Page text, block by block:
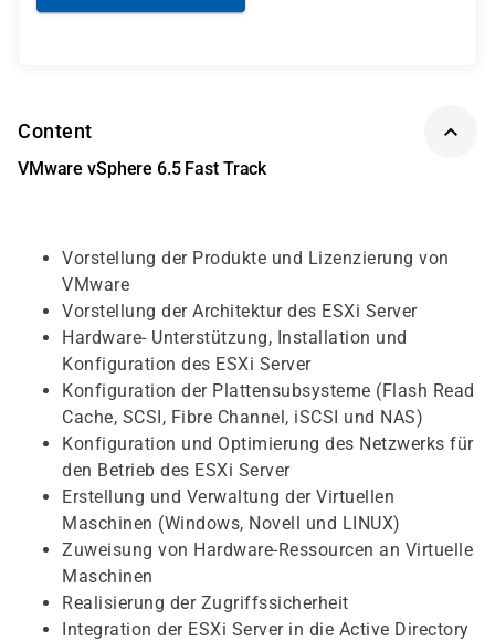
Content
VMware vSphere 6.5 Fast Track
Vorstellung der Produkte und Lizenzierung von
VMware
Vorstellung der Architektur des ESXi Server
Hardware- Unterstützung, Installation und
Konfiguration des ESXi Server
Konfiguration der Plattensubsysteme (Flash Read
Cache, SCSI, Fibre Channel, iSCSI und NAS)
Konfiguration und Optimierung des Netzwerks für
den Betrieb des ESXi Server
Erstellung und Verwaltung der Virtuellen
Maschinen (Windows, Novell und LINUX)
Zuweisung von Hardware-Ressourcen an Virtuelle
Maschinen
Realisierung der Zugriffssicherheit
Integration der ESXi Server in die Active Directory